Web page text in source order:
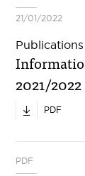
21/01/2022
2021/2022
PDF
PDF